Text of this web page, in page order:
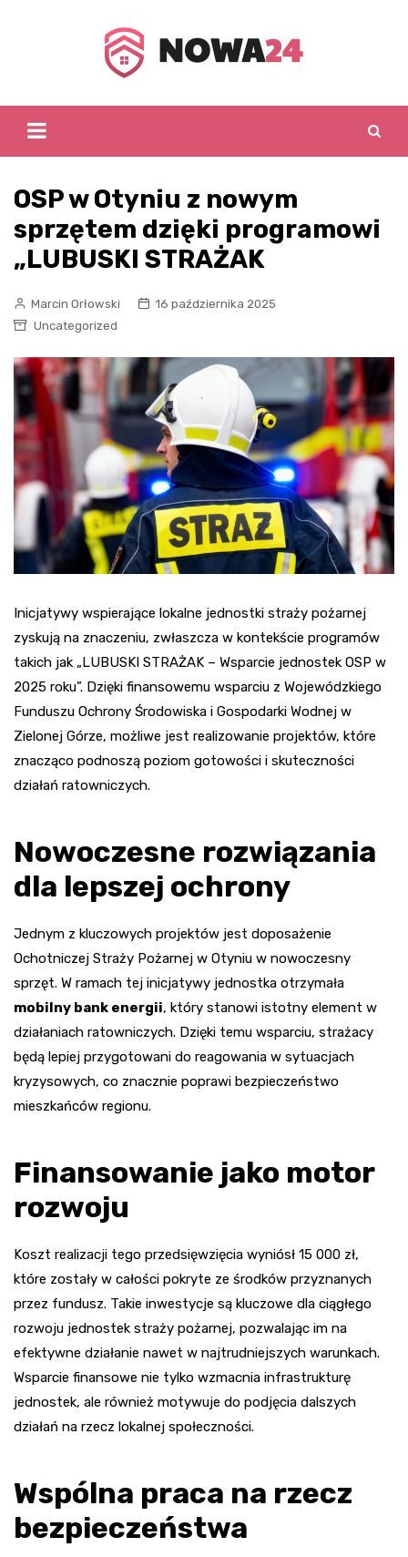
OSP w Otyniu z nowym
sprzętem dzięki programowi
„LUBUSKI STRAŻAK
Marcin Orłowski
16 października 2025
Uncategorized
Inicjatywy wspierające lokalne jednostki straży pożarnej
zyskują na znaczeniu, zwłaszcza w kontekście programów
takich jak „LUBUSKI STRAŻAK – Wsparcie jednostek OSP w
2025 roku”. Dzięki finansowemu wsparciu z Wojewódzkiego
Funduszu Ochrony Środowiska i Gospodarki Wodnej w
Zielonej Górze, możliwe jest realizowanie projektów, które
znacząco podnoszą poziom gotowości i skuteczności
działań ratowniczych.
Nowoczesne rozwiązania
dla lepszej ochrony
Jednym z kluczowych projektów jest doposażenie
Ochotniczej Straży Pożarnej w Otyniu w nowoczesny
sprzęt. W ramach tej inicjatywy jednostka otrzymała
mobilny bank energii, który stanowi istotny element w
działaniach ratowniczych. Dzięki temu wsparciu, strażacy
będą lepiej przygotowani do reagowania w sytuacjach
kryzysowych, co znacznie poprawi bezpieczeństwo
mieszkańców regionu.
Finansowanie jako motor
rozwoju
Koszt realizacji tego przedsięwzięcia wyniósł 15 000 zł,
które zostały w całości pokryte ze środków przyznanych
przez fundusz. Takie inwestycje są kluczowe dla ciągłego
rozwoju jednostek straży pożarnej, pozwalając im na
efektywne działanie nawet w najtrudniejszych warunkach.
Wsparcie finansowe nie tylko wzmacnia infrastrukturę
jednostek, ale również motywuje do podjęcia dalszych
działań na rzecz lokalnej społeczności.
Wspólna praca na rzecz
bezpieczeństwa